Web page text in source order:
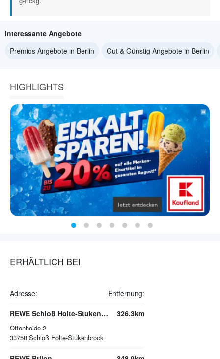
Interessante Angebote
Premios Angebote in Berlin
Gut & Günstig Angebote in Berlin
HIGHLIGHTS
ERHÄLTLICH BEI
Adresse: Entfernung:
REWE Schloß Holte-Stukenbrock
Ottenheide 2
33758 Schloß Holte-Stukenbrock
326.3km